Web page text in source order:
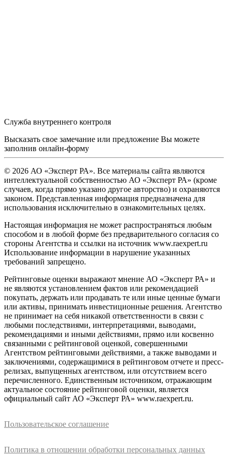
Служба внутреннего контроля
Высказать свое замечание или предложение Вы можете
заполнив онлайн-форму
© 2026 АО «Эксперт РА». Все материалы сайта являются
интеллектуальной собственностью АО «Эксперт РА» (кроме
случаев, когда прямо указано другое авторство) и охраняются
законом. Представленная информация предназначена для
использования исключительно в ознакомительных целях.
Настоящая информация не может распространяться любым
способом и в любой форме без предварительного согласия со
стороны Агентства и ссылки на источник www.raexpert.ru
Использование информации в нарушение указанных
требований запрещено.
Рейтинговые оценки выражают мнение АО «Эксперт РА» и
не являются установлением фактов или рекомендацией
покупать, держать или продавать те или иные ценные бумаги
или активы, принимать инвестиционные решения. Агентство
не принимает на себя никакой ответственности в связи с
любыми последствиями, интерпретациями, выводами,
рекомендациями и иными действиями, прямо или косвенно
связанными с рейтинговой оценкой, совершенными
Агентством рейтинговыми действиями, а также выводами и
заключениями, содержащимися в рейтинговом отчете и пресс-
релизах, выпущенных агентством, или отсутствием всего
перечисленного. Единственным источником, отражающим
актуальное состояние рейтинговой оценки, является
официальный сайт АО «Эксперт РА» www.raexpert.ru.
Пользовательское соглашение
Политика в отношении обработки персональных данных